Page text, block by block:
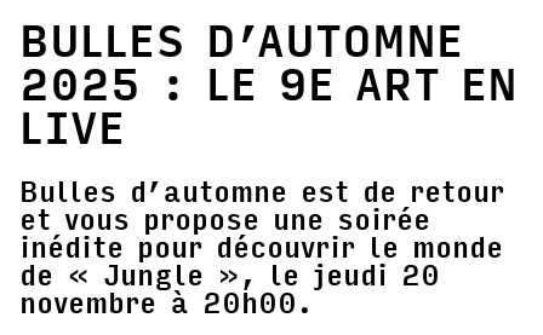
BULLES D’AUTOMNE
2025 : LE 9E ART EN
LIVE
Bulles d’automne est de retour
et vous propose une soirée
inédite pour découvrir le monde
de « Jungle », le jeudi 20
novembre à 20h00.